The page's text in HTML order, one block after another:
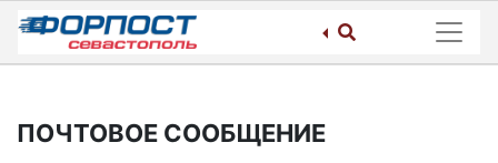
Skip
content
ПОЧТОВОЕ СООБЩЕНИЕ